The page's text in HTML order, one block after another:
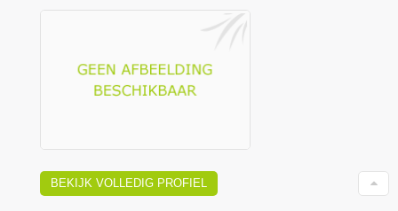
BEKIJK VOLLEDIG PROFIEL